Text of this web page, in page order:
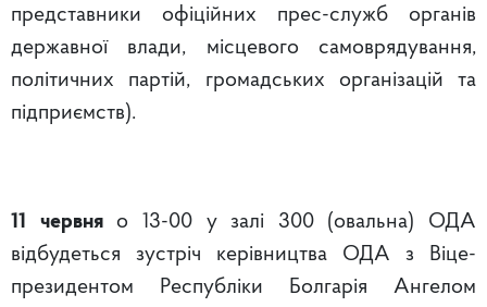
представники офіційних прес-служб органів
державної влади, місцевого самоврядування,
політичних партій, громадських організацій та
підприємств).
11 червняо 13-00 у залі 300 (овальна) ОДА
відбудеться зустріч керівництва ОДА з Віце-
президентом Республіки Болгарія Ангелом